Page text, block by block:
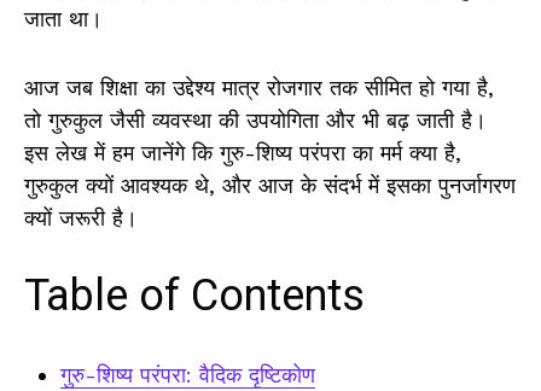
जाता था।
आज जब शिक्षा का उद्देश्य मात्र रोजगार तक सीमित हो गया है,
तो गुरुकुल जैसी व्यवस्था की उपयोगिता और भी बढ़ जाती है।
इस लेख में हम जानेंगे कि गुरु-शिष्य परंपरा का मर्म क्या है,
गुरुकुल क्यों आवश्यक थे, और आज के संदर्भ में इसका पुनर्जागरण
क्यों जरूरी है।
Table of Contents
गुरु-शिष्य परंपरा: वैदिक दृष्टिकोण